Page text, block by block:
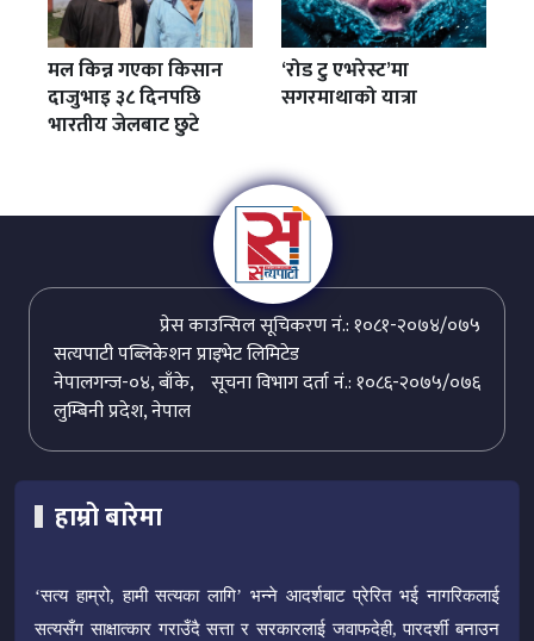
मल किन्न गएका किसान
दाजुभाइ ३८ दिनपछि
भारतीय जेलबाट छुटे
‘रोड टु एभरेस्ट’मा
सगरमाथाको यात्रा
प्रेस काउन्सिल सूचिकरण नं.: १०८१-२०७४/०७५
सत्यपाटी पब्लिकेशन प्राइभेट लिमिटेड
सूचना विभाग दर्ता नं.: १०८६-२०७५/०७६
नेपालगन्ज-०४, बाँके,
लुम्बिनी प्रदेश, नेपाल
हाम्रो बारेमा
‘सत्य हाम्रो, हामी सत्यका लागि’ भन्ने आदर्शबाट प्रेरित भई नागरिकलाई
सत्यसँग साक्षात्कार गराउँदै सत्ता र सरकारलाई जवाफदेही, पारदर्शी बनाउन